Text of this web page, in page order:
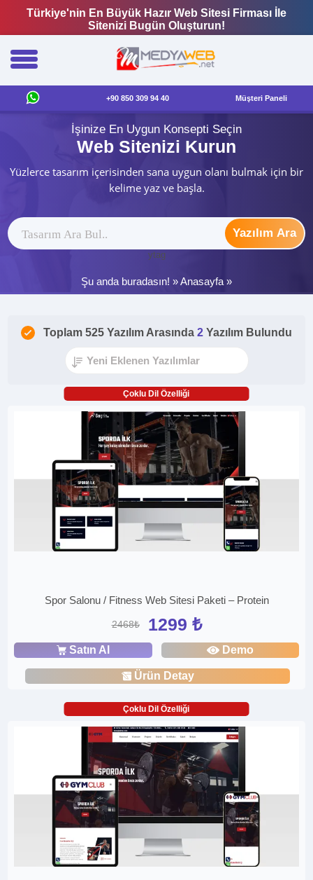
Türkiye'nin En Büyük Hazır Web Sitesi Firması İle
Sitenizi Bugün Oluşturun!
+90 850 309 94 40 Müşteri Paneli
İşinize En Uygun Konsepti Seçin
Web Sitenizi Kurun
Yüzlerce tasarım içerisinden sana uygun olanı bulmak için bir
kelime yaz ve başla.
Yazılım Ara
ytag
Şu anda buradasın! »Anasayfa »
Toplam 525 Yazılım Arasında 2 Yazılım Bulundu
Çoklu Dil Özelliği
Spor Salonu / Fitness Web Sitesi Paketi – Protein
2468₺ 1299 ₺
Satın Al Demo
Ürün Detay
Çoklu Dil Özelliği